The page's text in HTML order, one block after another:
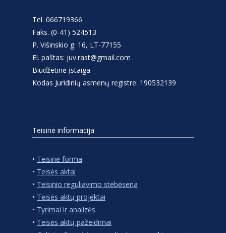
Tel. 066719366
Faks. (0-41) 524513
P. Višinskio g. 16, LT-77155
El. paštas: juv.rast@gmail.com
Biudžetinė įstaiga
Kodas Juridinių asmenų registre: 190532139
Teisinė informacija
• Teisinė forma
• Teisės aktai
• Teisinio reguliavimo stebėsena
• Teisės aktų projektai
• Tyrimai ir analizės
• Teisės aktų pažeidimai